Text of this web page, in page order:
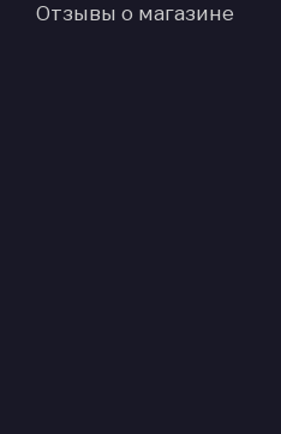
Отзывы о магазине